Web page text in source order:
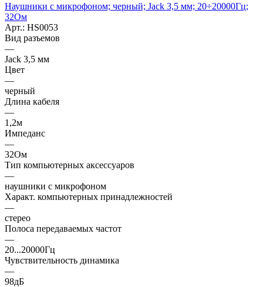
Наушники с микрофоном; черный; Jack 3,5 мм; 20÷20000Гц;
32Ом
Арт.: HS0053
Вид разъемов
—
Jack 3,5 мм
Цвет
—
черный
Длина кабеля
—
1,2м
Импеданс
—
32Ом
Тип компьютерных аксессуаров
—
наушники с микрофоном
Характ. компьютерных принадлежностей
—
стерео
Полоса передаваемых частот
—
20...20000Гц
Чувствительность динамика
—
98дБ